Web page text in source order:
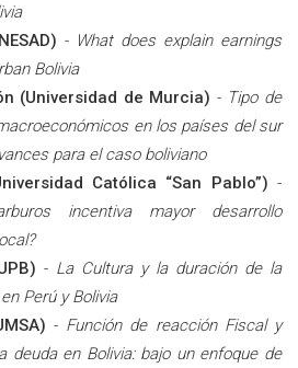
- What does explain earnings
Bolivia
(Universidad de Murcia) - Tipo de
en los países del sur
para el caso boliviano
Católica “San Pablo”) -
incentiva mayor desarrollo
- La Cultura y la duración de la
Perú y Bolivia
- Función de reacción Fiscal y
deuda en Bolivia: bajo un enfoque de